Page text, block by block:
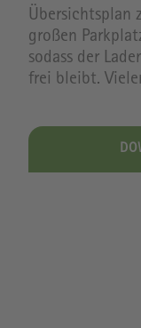
Übersichtsplan
großen
sodass der
frei bleibt.